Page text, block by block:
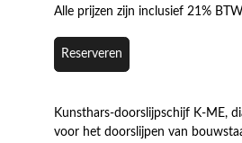
Alle prijzen zijn inclusief 21%
Reserveren
Kunsthars-doorslijpschijf K-ME,
voor het doorslijpen van